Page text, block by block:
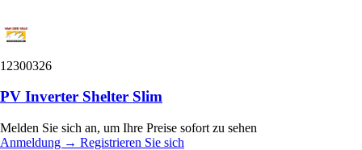
12300326
PV Inverter Shelter Slim
Melden Sie sich an, um Ihre Preise sofort zu sehen
Anmeldung → Registrieren Sie sich